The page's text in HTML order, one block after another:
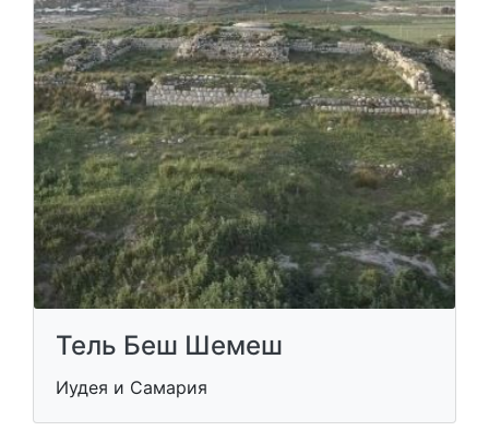
Тель Беш Шемеш
Иудея и Самария